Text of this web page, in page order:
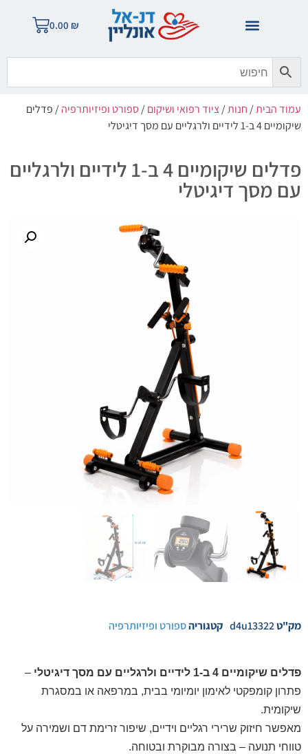
0.00 ₪
עמוד הבית/חנות/ציוד רפואי ושיקום/ספורט ופיזיותרפיה/ פדלים
שיקומיים 4 ב-1 לידיים ולרגליים עם מסך דיגיטלי
פדלים שיקומיים 4 ב-1 לידיים ולרגליים
עם מסך דיגיטלי
מק"טd4u13322 קטגוריהספורט ופיזיותרפיה
פדלים שיקומיים 4 ב-1 לידיים ולרגליים עם מסך דיגיטלי
–
פתרון קומפקטי לאימון יומיומי בבית, במרפאה או במסגרת
שיקומית.
מאפשר חיזוק שרירי רגליים וידיים, שיפור זרימת דם ושמירה על
טווחי תנועה – בצורה מבוקרת ובטוחה.